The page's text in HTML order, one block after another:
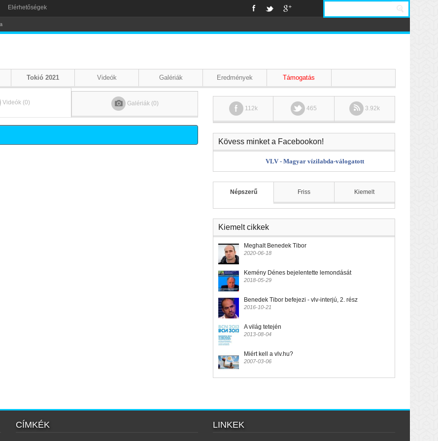
Elérhetőségek
Tokió 2021 Videók Galériák Eredmények Támogatás
Videók (0) Galériák (0)
112k 465 3.92k
Kövess minket a Facebookon!
VLV - Magyar vízilabda-válogatott
Népszerű Friss Kiemelt
Kiemelt cikkek
Meghalt Benedek Tibor
2020-06-18
Kemény Dénes bejelentette lemondását
2018-05-29
Benedek Tibor befejezi - vlv-interjú, 2. rész
2016-10-21
A világ tetején
2013-08-04
Miért kell a vlv.hu?
2007-03-06
CÍMKÉK LINKEK